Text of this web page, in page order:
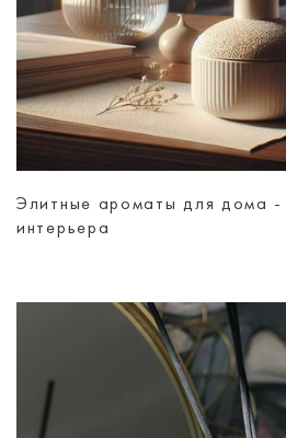
Элитные ароматы для дома -
интерьера